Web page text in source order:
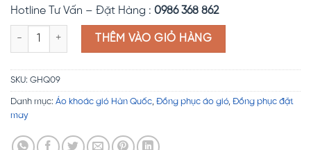
Hotline Tư Vấn – Đặt Hàng : 0986 368 862
Đồng phục áo gió Hàn Quốc GHQ09 số lượng
THÊM VÀO GIỎ HÀNG
SKU: GHQ09
Danh mục: Áo khoác gió Hàn Quốc, Đồng phục áo gió, Đồng phục đặt
may